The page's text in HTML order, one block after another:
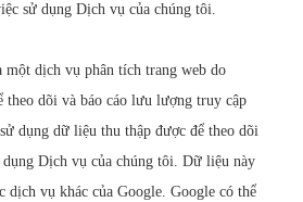
sử dụng Dịch vụ của chúng tôi.
một dịch vụ phân tích trang web do
theo dõi và báo cáo lưu lượng truy cập
dụng dữ liệu thu thập được để theo dõi
dụng Dịch vụ của chúng tôi. Dữ liệu này
dịch vụ khác của Google. Google có thể